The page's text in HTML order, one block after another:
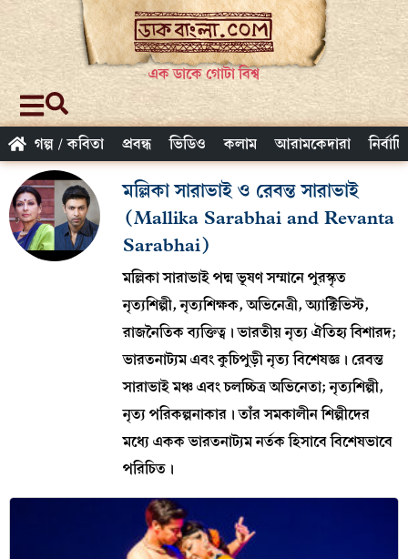
এক ডাকে গোটা বিশ্ব
গল্প / কবিতা প্রবন্ধ ভিডিও কলাম আরামকেদারা
মল্লিকা সারাভাই ও রেবন্ত সারাভাই
(Mallika Sarabhai and Revanta
Sarabhai)
মল্লিকা সারাভাই পদ্ম ভূষণ সম্মানে পুরস্কৃত
নৃত্যশিল্পী, নৃত্যশিক্ষক, অভিনেত্রী, অ্যাক্টিভিস্ট,
রাজনৈতিক ব্যক্তিত্ব। ভারতীয় নৃত্য ঐতিহ্য বিশারদ;
ভারতনাট্যম এবং কুচিপুড়ী নৃত্য বিশেষজ্ঞ। রেবন্ত
সারাভাই মঞ্চ এবং চলচ্চিত্র অভিনেতা; নৃত্যশিল্পী,
নৃত্য পরিকল্পনাকার। তাঁর সমকালীন শিল্পীদের
মধ্যে একক ভারতনাট্যম নর্তক হিসাবে বিশেষভাবে
পরিচিত।